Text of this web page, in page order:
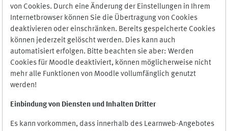
von Cookies. Durch eine Änderung der Einstellungen in Ihrem
Internetbrowser können Sie die Übertragung von Cookies
deaktivieren oder einschränken. Bereits gespeicherte Cookies
können jederzeit gelöscht werden. Dies kann auch
automatisiert erfolgen. Bitte beachten sie aber: Werden
Cookies für Moodle deaktiviert, können möglicherweise nicht
mehr alle Funktionen von Moodle vollumfänglich genutzt
werden!
Einbindung von Diensten und Inhalten Dritter
Es kann vorkommen, dass innerhalb des Learnweb-Angebotes